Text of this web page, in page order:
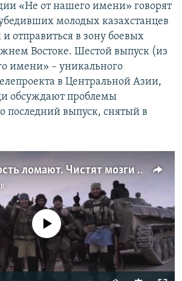
«Не от нашего имени» говорят
молодых казахстанцев
отправиться в зону боевых
Востоке. Шестой выпуск (из
имени» – уникального
в Центральной Азии,
обсуждают проблемы
последний выпуск, снятый в
«Они их личность ломают. Чистят мозги и внедряют свое»
source currently available